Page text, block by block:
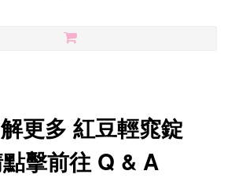
更多 紅豆輕窕錠
擊前往 Q & A